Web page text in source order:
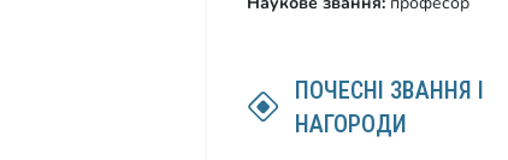
ПОЧЕСНІ ЗВАННЯ І
НАГОРОДИ